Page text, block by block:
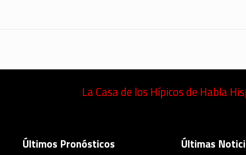
La Casa de los Hípicos de Habla
Últimos Pronósticos Últimas